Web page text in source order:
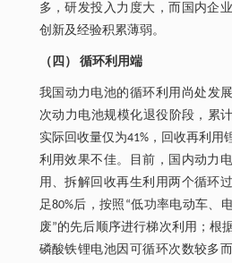
多，研发投入力度大，而国内企
创新及经验积累薄弱。
（四） 循环利用端
我国动力电池的循环利用尚处发
次动力电池规模化退役阶段，累
实际回收量仅为41%，回收再利用
利用效果不佳。目前，国内动力
用、拆解回收再生利用两个循环
足80%后，按照“低功率电动车、
废”的先后顺序进行梯次利用；根
磷酸铁锂电池因可循环次数较多